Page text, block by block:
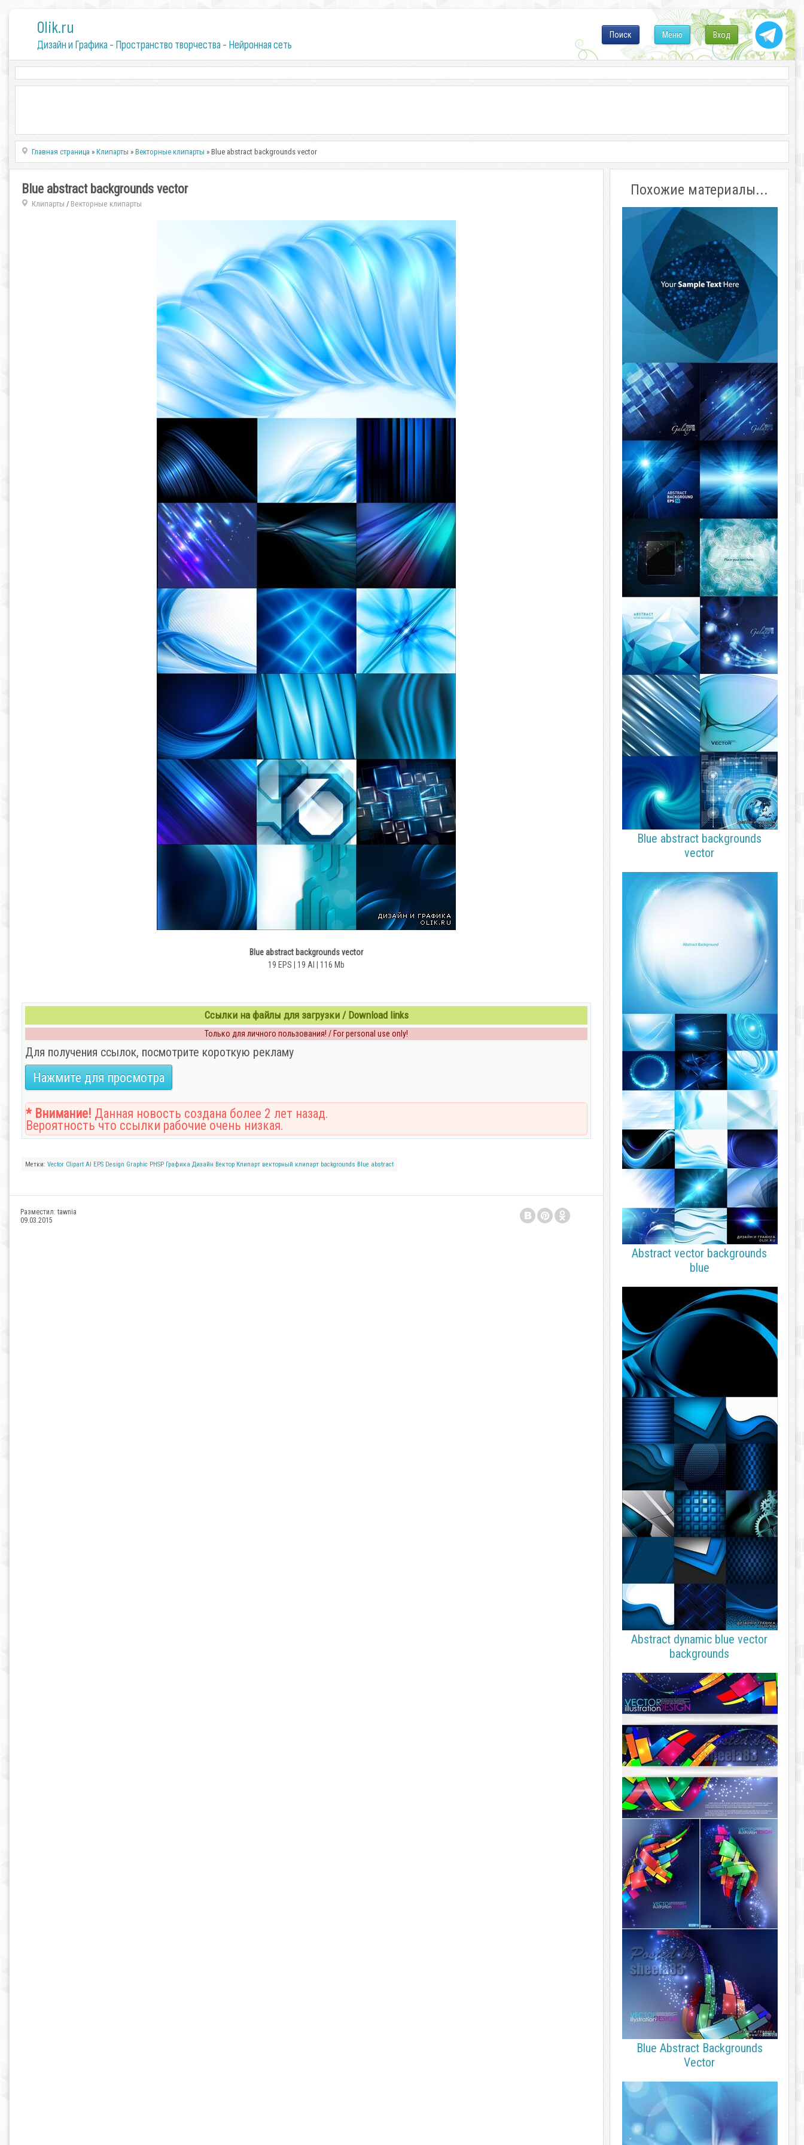
0lik.ru
Дизайн и Графика - Пространство творчества - Нейронная сеть
Вход
Меню
Поиск
Главная страница »Клипарты »Векторные клипарты » Blue abstract backgrounds vector
Blue abstract backgrounds vector
Клипарты / Векторные клипарты
Blue abstract backgrounds vector
19 EPS | 19 AI | 116 Mb
Ссылки на файлы для загрузки / Download links
Только для личного пользования! / For personal use only!
Для получения ссылок, посмотрите короткую рекламу
Нажмите для просмотра
* Внимание! Данная новость создана более 2 лет назад.
Вероятность что ссылки рабочие очень низкая.
Метки: Vector Clipart AI EPS Design Graphic PHSP Графика Дизайн Вектор Клипарт векторный клипарт backgrounds Blue abstract
Разместил: tawnia
09.03.2015
Похожие материалы...
Blue abstract backgrounds
vector
Abstract vector backgrounds
blue
Abstract dynamic blue vector
backgrounds
Blue Abstract Backgrounds
Vector